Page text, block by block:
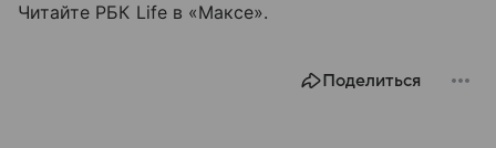
Читайте РБК Life в «Максе».
Поделиться